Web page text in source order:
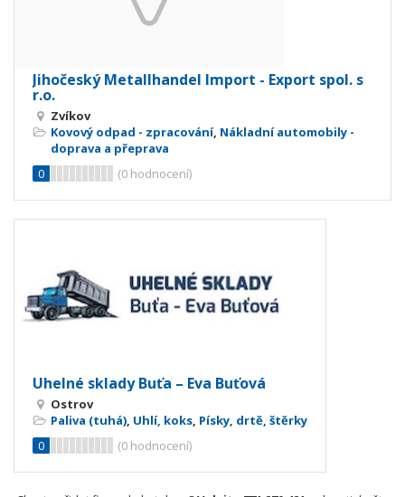
Jihočeský Metallhandel Import - Export spol. s
r.o.
Zvíkov
Kovový odpad - zpracování, Nákladní automobily -
doprava a přeprava
0
(0 hodnocení)
Uhelné sklady Buťa – Eva Buťová
Ostrov
Paliva (tuhá), Uhlí, koks, Písky, drtě, štěrky
0
(0 hodnocení)